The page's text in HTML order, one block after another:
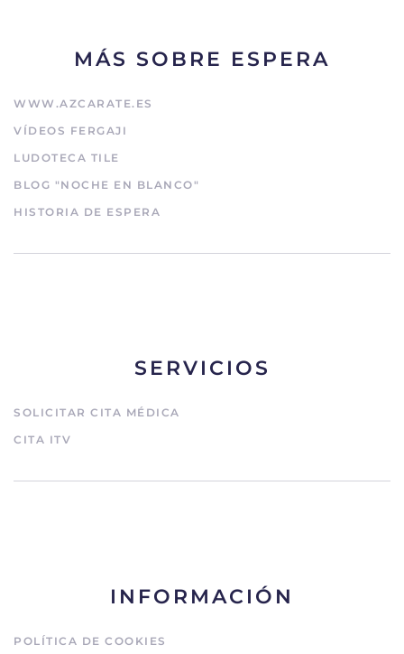
MÁS SOBRE ESPERA
WWW.AZCARATE.ES
VÍDEOS FERGAJI
LUDOTECA TILE
BLOG "NOCHE EN BLANCO"
HISTORIA DE ESPERA
SERVICIOS
SOLICITAR CITA MÉDICA
CITA ITV
INFORMACIÓN
POLÍTICA DE COOKIES